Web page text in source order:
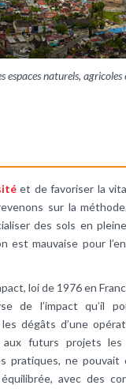
naturels, agricoles
et de favoriser la
sur la
des sols en
est mauvaise pour
loi de 1976 en
de l’impact qu’il
dégâts d’une
futurs projets les
pratiques, ne pouvait
avec des